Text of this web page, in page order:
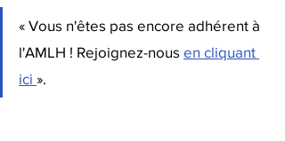
« Vous n'êtes pas encore adhérent à
l'AMLH ! Rejoignez-nous en cliquant
ici ».